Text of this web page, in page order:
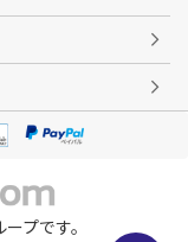
プです。